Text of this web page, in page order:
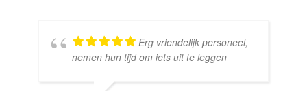
Erg vriendelijk personeel,
nemen hun tijd om iets uit te leggen